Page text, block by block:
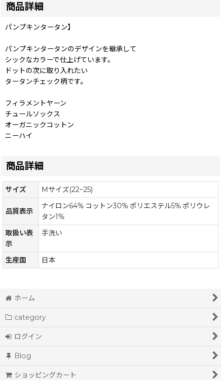
商品詳細
パンプキンタータン】
パンプキンタータンのデザインを継承して
シックなカラーで仕上げています。
ドットの次に取り入れたい
タータンチェック柄です。
フィラメントヤーン
チュールソックス
オーガニックコットン
ニーハイ
商品詳細
サイズ Mサイズ(22~25)
品質表示
ナイロン64% コットン30% ポリエステル5% ポリウレ
タン1%
取扱い表
示
手洗い
生産国 日本
ホーム
category
ログイン
Blog
ショッピングカート